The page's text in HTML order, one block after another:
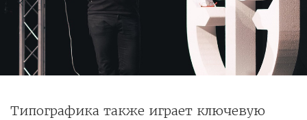
Типографика также играет ключевую